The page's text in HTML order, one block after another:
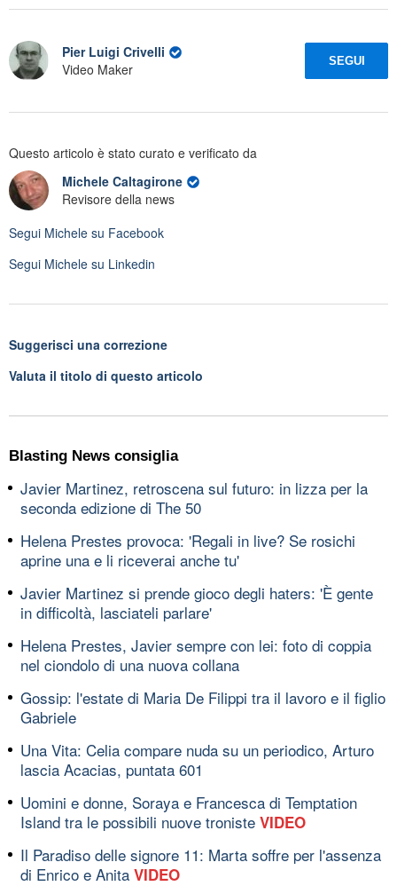
Pier Luigi Crivelli
Video Maker
SEGUI
Questo articolo è stato curato e verificato da
Michele Caltagirone
Revisore della news
Segui Michele su Facebook
Segui Michele su Linkedin
Suggerisci una correzione
Valuta il titolo di questo articolo
Blasting News consiglia
Javier Martinez, retroscena sul futuro: in lizza per la
seconda edizione di The 50
Helena Prestes provoca: 'Regali in live? Se rosichi
aprine una e li riceverai anche tu'
Javier Martinez si prende gioco degli haters: 'È gente
in difficoltà, lasciateli parlare'
Helena Prestes, Javier sempre con lei: foto di coppia
nel ciondolo di una nuova collana
Gossip: l'estate di Maria De Filippi tra il lavoro e il figlio
Gabriele
Una Vita: Celia compare nuda su un periodico, Arturo
lascia Acacias, puntata 601
Uomini e donne, Soraya e Francesca di Temptation
Island tra le possibili nuove troniste VIDEO
Il Paradiso delle signore 11: Marta soffre per l'assenza
di Enrico e Anita VIDEO